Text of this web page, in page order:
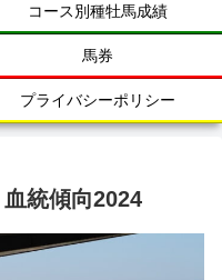
コース別種牡馬成績
馬券
プライバシーポリシー
統傾向2024